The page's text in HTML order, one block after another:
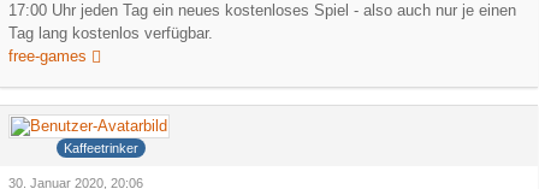
17:00 Uhr jeden Tag ein neues kostenloses Spiel - also auch nur je einen
Tag lang kostenlos verfügbar.
free-games
Hank
Kaffeetrinker
30. Januar 2020, 20:06